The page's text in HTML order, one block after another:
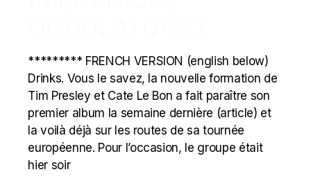
********* FRENCH VERSION (english below)
Drinks. Vous le savez, la nouvelle formation de
Tim Presley et Cate Le Bon a fait paraître son
premier album la semaine dernière (article) et
la voilà déjà sur les routes de sa tournée
européenne. Pour l’occasion, le groupe était
hier soir